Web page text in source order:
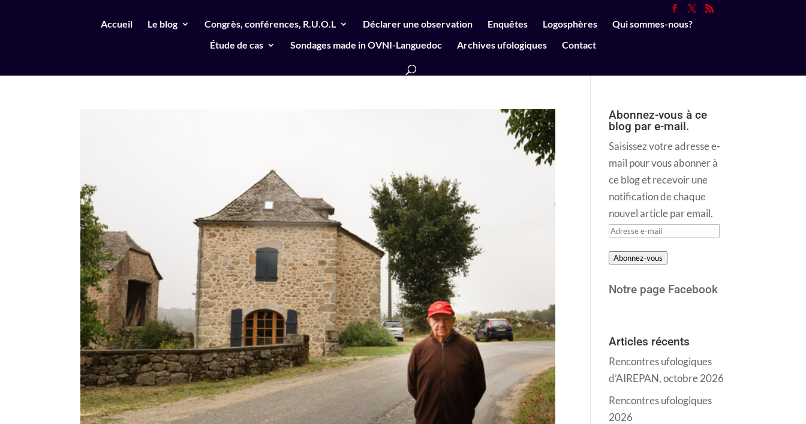
Accueil Le blog Congrès, conférences, R.U.O.L Déclarer une observation Enquêtes Logosphères
Qui sommes-nous?
Étude de cas
Sondages made in OVNI-Languedoc Archives ufologiques Contact
Abonnez-vous à ce
blog par e-mail.
Saisissez votre adresse e-
mail pour vous abonner à
ce blog et recevoir une
notification de chaque
nouvel article par email.
Adresse
mail
Abonnez-vous
Notre page Facebook
Articles récents
Rencontres ufologiques
d’AIREPAN, octobre 2026
Rencontres ufologiques
2026